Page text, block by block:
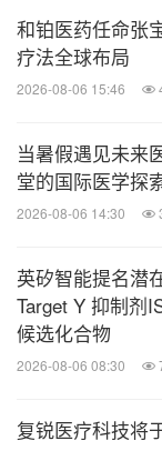
和铂医药任命张
疗法全球布局
2026-08-06 15:46
当暑假遇见未来
堂的国际医学探
2026-08-06 14:30
英矽智能提名潜
Target Y 抑制剂
候选化合物
2026-08-06 08:30
复锐医疗科技将